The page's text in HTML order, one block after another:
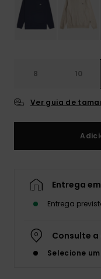
8 10
Ver guia de
Entrega
Entrega
Consulte
Selecione